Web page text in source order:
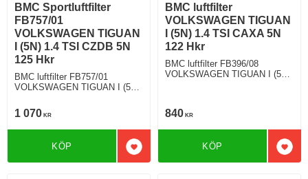
BMC Sportluftfilter
FB757/01
VOLKSWAGEN TIGUAN
I (5N) 1.4 TSI CZDB 5N
125 Hkr
BMC luftfilter FB757/01
VOLKSWAGEN TIGUAN I (5N)
1 070 KR
Lägg till i favoriter
KÖP
BMC luftfilter
VOLKSWAGEN TIGUAN
I (5N) 1.4 TSI CAXA 5N
122 Hkr
BMC luftfilter FB396/08
VOLKSWAGEN TIGUAN I (5N)
840 KR
KÖP